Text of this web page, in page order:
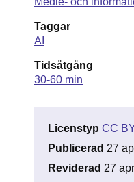
Taggar
AI
Tidsåtgång
30-60 min
Licenstyp CC
Publicerad 27
Reviderad 27